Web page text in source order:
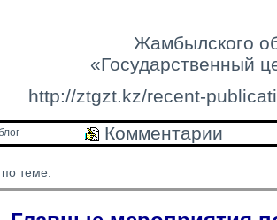
Жамбылского
«Государственный
http://ztgzt.kz/recent-
Комментарии
по теме: